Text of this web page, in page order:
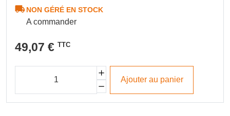
NON GÉRÉ EN STOCK
A commander
49,07 € TTC
Ajouter au panier